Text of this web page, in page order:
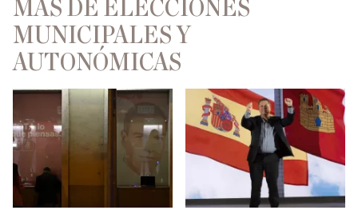
MÁS DE ELECCIONES
MUNICIPALES Y
AUTONÓMICAS